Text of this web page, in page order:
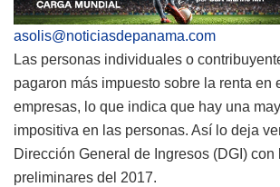
asolis@noticiasdepanama.com
Las personas individuales o
pagaron más impuesto sobre la renta en
empresas, lo que indica que hay una
impositiva en las personas. Así lo deja
Dirección General de Ingresos (DGI) con
preliminares del 2017.